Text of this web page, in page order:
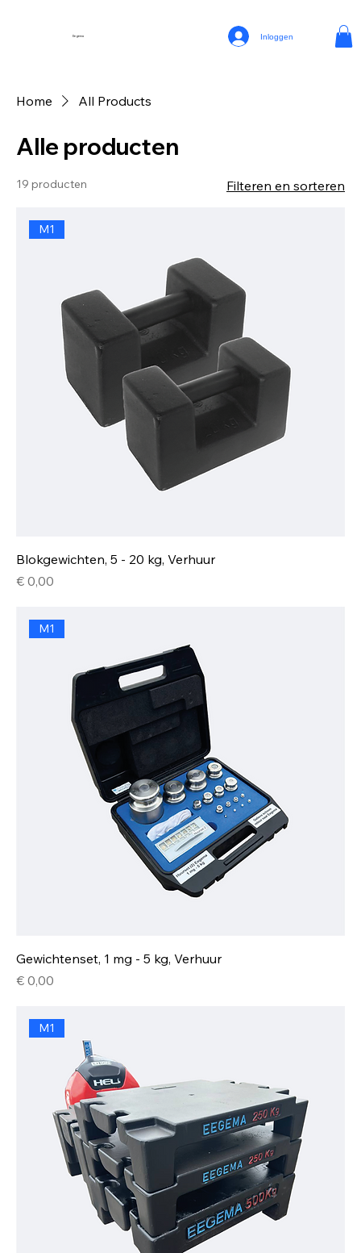
Eegema Inloggen
Home All Products
Alle producten
19 producten Filteren en sorteren
M1
Blokgewichten, 5 - 20 kg, Verhuur
Prijs
€ 0,00
M1
Gewichtenset, 1 mg - 5 kg, Verhuur
Prijs
€ 0,00
M1